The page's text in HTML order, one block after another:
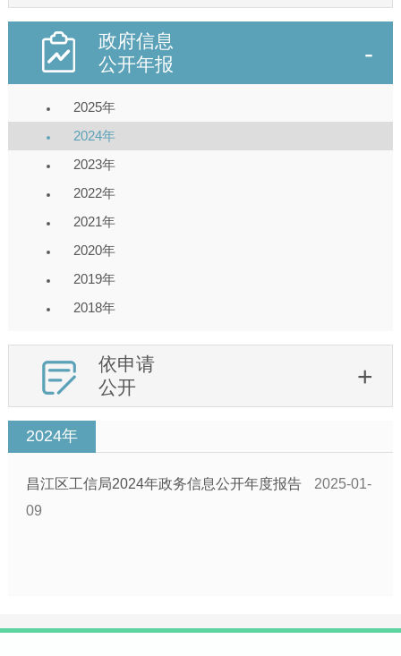
政府信息
公开年报
2025年
2024年
2023年
2022年
2021年
2020年
2019年
2018年
依申请
公开
2024年
昌江区工信局2024年政务信息公开年度报告
2025-01-
09